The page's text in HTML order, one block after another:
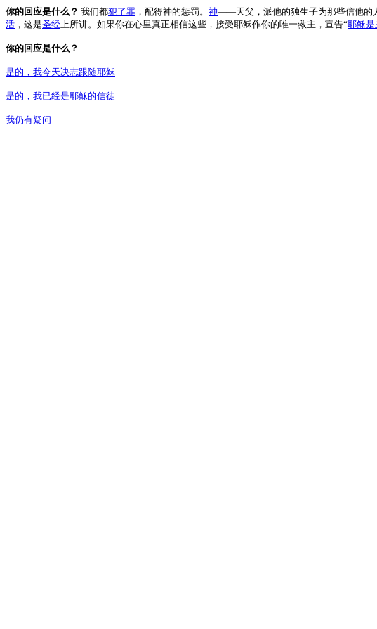
你的回应是什么？ 我们都犯了罪 ，配得神的惩罚。 神――天父，派他的独生子为那些信他的
活 ，这是圣经上所讲。如果你在心里真正相信这些，接受耶稣作你的唯一救主，宣告“耶稣是
你的回应是什么？
是的，我今天决志跟随耶稣
是的，我已经是耶稣的信徒
我仍有疑问